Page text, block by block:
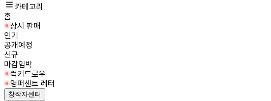
카테고리
홈
상시 판매
인기
공개예정
신규
마감임박
럭키드로우
영퍼센트 레터
창작자센터